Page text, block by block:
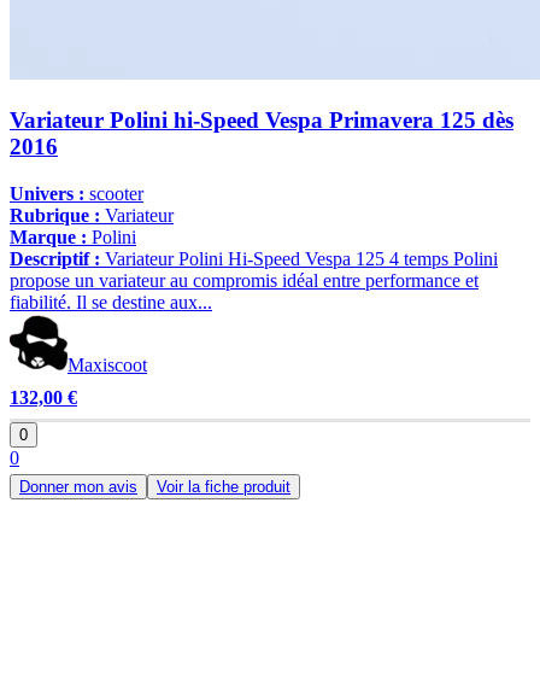
Variateur Polini hi-Speed Vespa Primavera 125 dès
2016
Univers : scooter
Rubrique : Variateur
Marque : Polini
Descriptif : Variateur Polini Hi-Speed Vespa 125 4 temps Polini
propose un variateur au compromis idéal entre performance et
fiabilité. Il se destine aux...
Maxiscoot
132,00 €
0
0
Donner mon avis Voir la fiche produit